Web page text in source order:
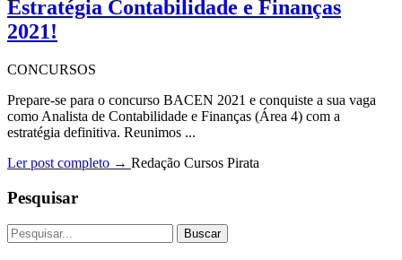
Estratégia Contabilidade e Finanças
2021!
CONCURSOS
Prepare-se para o concurso BACEN 2021 e conquiste a sua vaga
como Analista de Contabilidade e Finanças (Área 4) com a
estratégia definitiva. Reunimos ...
Ler post completo → Redação Cursos Pirata
Pesquisar
Buscar